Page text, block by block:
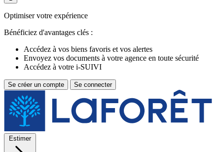
Optimiser votre expérience
Bénéficiez d'avantages clés :
Accédez à vos biens favoris et vos alertes
Envoyez vos documents à votre agence en toute sécurité
Accédez à votre i-SUIVI
Se créer un compte Se connecter
Estimer